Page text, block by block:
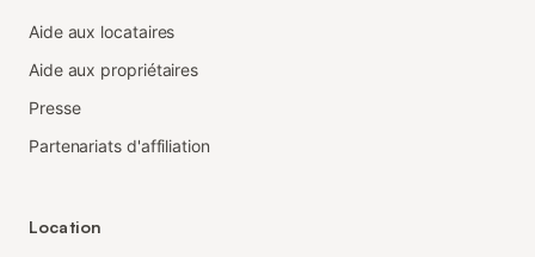
Aide aux locataires
Aide aux propriétaires
Presse
Partenariats d'affiliation
Location